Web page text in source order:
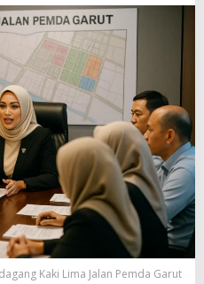
Kaki Lima Jalan Pemda Garut